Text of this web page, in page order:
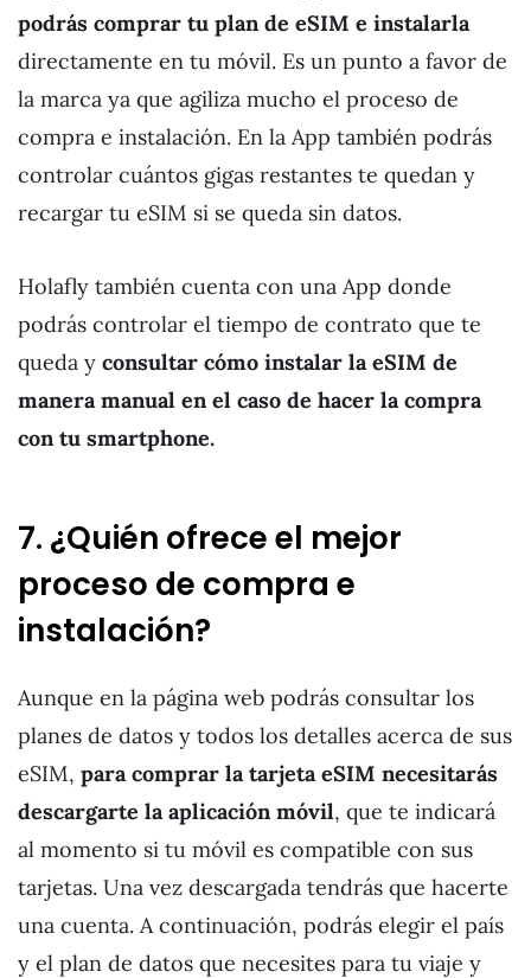
podrás comprar tu plan de eSIM e instalarla
directamente en tu móvil. Es un punto a favor de
la marca ya que agiliza mucho el proceso de
compra e instalación. En la App también podrás
controlar cuántos gigas restantes te quedan y
recargar tu eSIM si se queda sin datos.
Holafly también cuenta con una App donde
podrás controlar el tiempo de contrato que te
queda y consultar cómo instalar la eSIM de
manera manual en el caso de hacer la compra
con tu smartphone.
7. ¿Quién ofrece el mejor
proceso de compra e
instalación?
Aunque en la página web podrás consultar los
planes de datos y todos los detalles acerca de sus
eSIM, para comprar la tarjeta eSIM necesitarás
descargarte la aplicación móvil, que te indicará
al momento si tu móvil es compatible con sus
tarjetas. Una vez descargada tendrás que hacerte
una cuenta. A continuación, podrás elegir el país
y el plan de datos que necesites para tu viaje y